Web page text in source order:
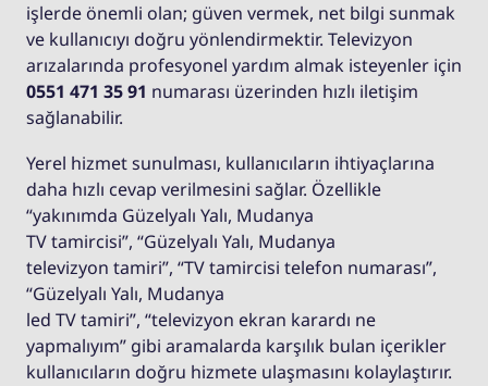
işlerde önemli olan; güven vermek, net bilgi sunmak
ve kullanıcıyı doğru yönlendirmektir. Televizyon
arızalarında profesyonel yardım almak isteyenler için
0551 471 35 91 numarası üzerinden hızlı iletişim
sağlanabilir.
Yerel hizmet sunulması, kullanıcıların ihtiyaçlarına
daha hızlı cevap verilmesini sağlar. Özellikle
“yakınımda Güzelyalı Yalı, Mudanya
TV tamircisi”, “Güzelyalı Yalı, Mudanya
televizyon tamiri”, “TV tamircisi telefon numarası”,
“Güzelyalı Yalı, Mudanya
led TV tamiri”, “televizyon ekran karardı ne
yapmalıyım” gibi aramalarda karşılık bulan içerikler
kullanıcıların doğru hizmete ulaşmasını kolaylaştırır.